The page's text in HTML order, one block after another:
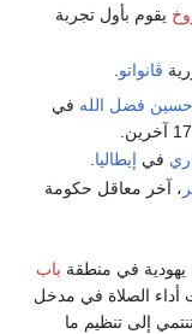
يقوم بأول تجربة
ڤانواتو
فضل الله في
في إيطاليا.
، آخر معاقل حكومة
يهودية في منطقة باب
أداء الصلاة في مدخل
إلى تنظيم ما